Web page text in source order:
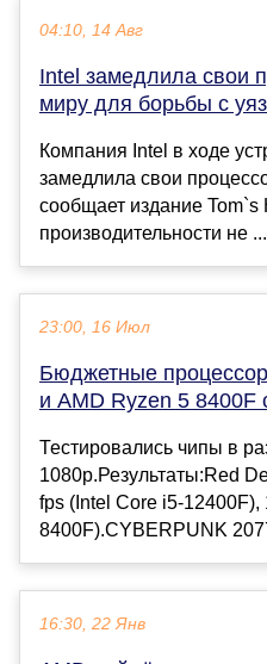
04:10, 14 Авг
Intel замедлила свои
миру для борьбы с
Компания Intel в ходе
замедлила свои
сообщает издание
производительности не ...
23:00, 16 Июл
Бюджетные
и AMD Ryzen 5 8400F
Тестировались чипы в
1080p.Результаты:Red
fps (Intel Core i5-
8400F).CYBERPUNK
16:30, 22 Янв